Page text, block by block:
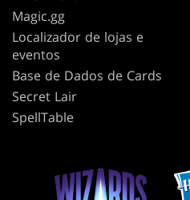
Magic.gg
Localizador de lojas e
eventos
Base de Dados de Cards
Secret Lair
SpellTable